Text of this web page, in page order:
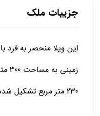
جزییات ملک
این ویلا منحصر به فرد
230 متر مربع تشکیل شده است.